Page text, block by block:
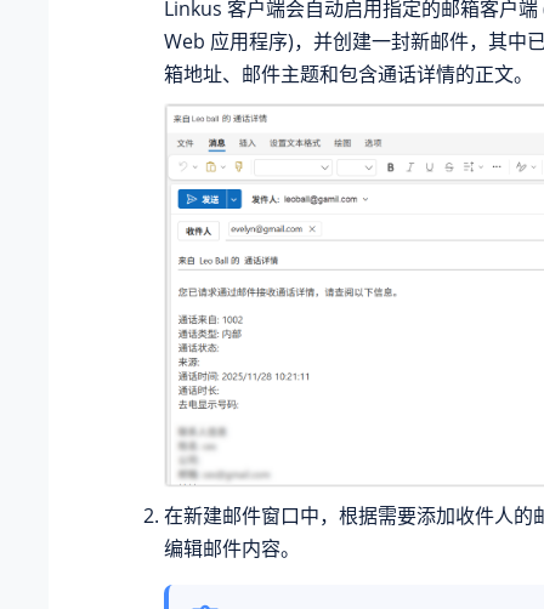
Linkus 客户端会自动启用指定的邮箱客户
Web 应用程序)，并创建一封新邮件，其中
箱地址、邮件主题和包含通话详情的正文。
在新建邮件窗口中，根据需要添加收件人的
编辑邮件内容。